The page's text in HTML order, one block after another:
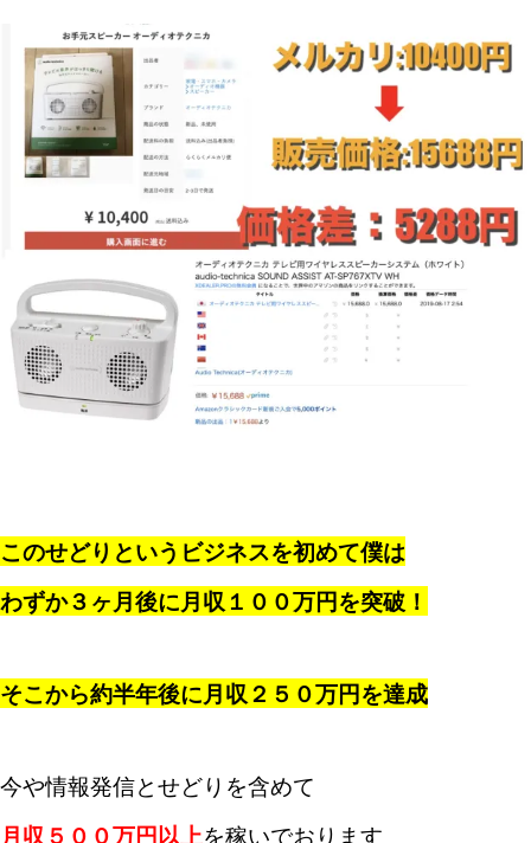
このせどりというビジネスを初めて僕は
わずか３ヶ月後に月収１００万円を突破！
そこから約半年後に月収２５０万円を達成
今や情報発信とせどりを含めて
月収５００万円以上を稼いでおります